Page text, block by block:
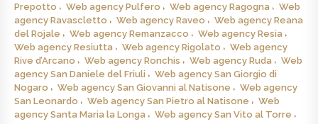
Prepotto
Web agency Pulfero Web agency Ragogna
Web
agency Ravascletto
Web agency Raveo
Web agency Reana
del Rojale
Web agency Remanzacco
Web agency Resia
Web agency Resiutta
Web agency Rigolato
Web agency
Rive d’Arcano
Web agency Ronchis Web agency Ruda
Web
agency San Daniele del Friuli
Web agency San Giorgio di
Nogaro
Web agency San Giovanni al Natisone
Web agency
San Leonardo
Web agency San Pietro al Natisone
Web
agency Santa Maria la Longa
Web agency San Vito al Torre